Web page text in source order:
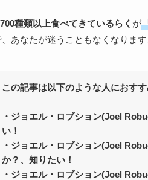
種類以上食べてきているらく が
あなたが迷うこともなくなります
この記事は以下のような人におすす
・ジョエル・ロブション(Joel
い！
・ ジョエル・ロブション(Joel
か？、知りたい！
・ ジョエル・ロブション(Joel